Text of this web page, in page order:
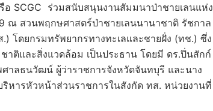
อ SCGC ร่วมสนับสนุนงานสัมมนาป่าชายเลนแห่ง
ณ สวนพฤกษศาสตร์ป่าชายเลนนานาชาติ รัชกาล
โดยกรมทรัพยากรทางทะเลและชายฝั่ง (ทช.) ซึ่ง
าติและสิ่งแวดล้อม เป็นประธาน โดยมี ดร.ปิ่นสักก์
าลธนวัฒน์ ผู้ว่าราชการจังหวัดจันทบุรี และนาง
หารหัวหน้าส่วนราชการในสังกัด ทส. หน่วยงานที่